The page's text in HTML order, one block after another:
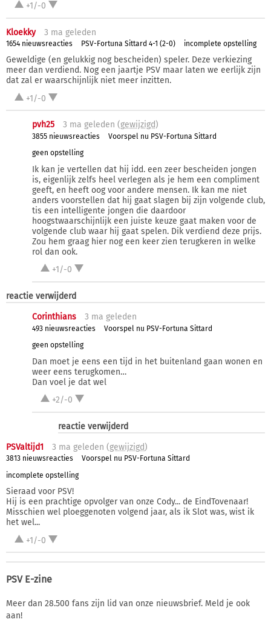
+1/-0
Kloekky 3 ma geleden
1654 nieuwsreacties PSV-Fortuna Sittard 4-1 (2-0) incomplete opstelling
Geweldige (en gelukkig nog bescheiden) speler. Deze verkiezing
meer dan verdiend. Nog een jaartje PSV maar laten we eerlijk zijn
dat zal er waarschijnlijk niet meer inzitten.
+1/-0
pvh25 3 ma geleden (gewijzigd)
3855 nieuwsreacties
Voorspel nu PSV-Fortuna Sittard
geen opstelling
Ik kan je vertellen dat hij idd. een zeer bescheiden jongen
is, eigenlijk zelfs heel verlegen als je hem een compliment
geeft, en heeft oog voor andere mensen. Ik kan me niet
anders voorstellen dat hij gaat slagen bij zijn volgende club,
tis een intelligente jongen die daardoor
hoogstwaarschijnlijk een juiste keuze gaat maken voor de
volgende club waar hij gaat spelen. Dik verdiend deze prijs.
Zou hem graag hier nog een keer zien terugkeren in welke
rol dan ook.
+1/-0
reactie verwijderd
Corinthians 3 ma geleden
493 nieuwsreacties
Voorspel nu PSV-Fortuna Sittard
geen opstelling
Dan moet je eens een tijd in het buitenland gaan wonen en
weer eens terugkomen…
Dan voel je dat wel
+2/-0
reactie verwijderd
PSValtijd1 3 ma geleden (gewijzigd)
3813 nieuwsreacties
Voorspel nu PSV-Fortuna Sittard
incomplete opstelling
Sieraad voor PSV!
Hij is een prachtige opvolger van onze Cody... de EindTovenaar!
Misschien wel ploeggenoten volgend jaar, als ik Slot was, wist ik
het wel...
+1/-0
PSV E-zine
Meer dan 28.500 fans zijn lid van onze nieuwsbrief. Meld je ook
aan!